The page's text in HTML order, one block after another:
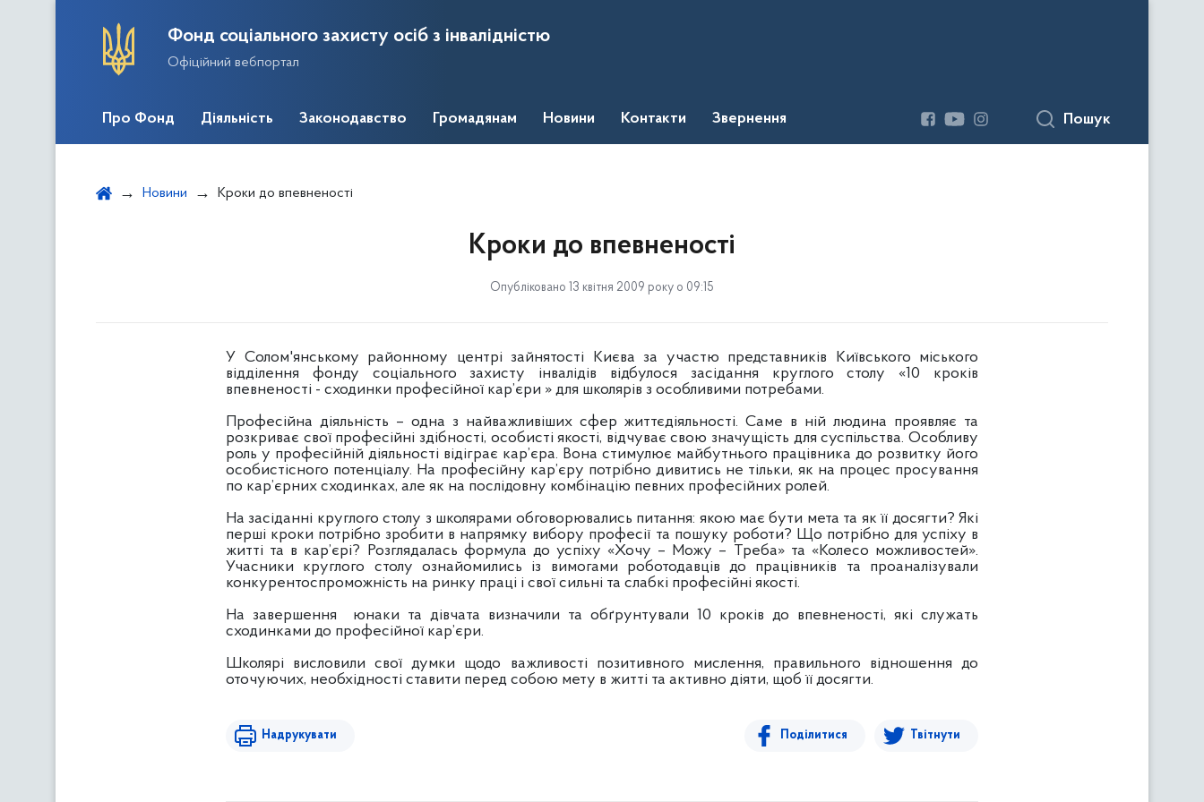
Фонд соціального захисту осіб з інвалідністю
Офіційний вебпортал
Про Фонд Діяльність Законодавство Громадянам Новини Контакти Звернення Пошук
Новини Кроки до впевненості
Кроки до впевненості
Опубліковано 13 квітня 2009 року о 09:15
У Солом'янському районному центрі зайнятості Києва за участю представників Київського міського
відділення фонду соціального захисту інвалідів відбулося засідання круглого столу «10 кроків
впевненості - сходинки професійної кар’єри » для школярів з особливими потребами.
Професійна діяльність – одна з найважливіших сфер життєдіяльності. Саме в ній людина проявляє та
розкриває свої професійні здібності, особисті якості, відчуває свою значущість для суспільства. Особливу
роль у професійній діяльності відіграє кар’єра. Вона стимулює майбутнього працівника до розвитку його
особистісного потенціалу. На професійну кар’єру потрібно дивитись не тільки, як на процес просування
по кар’єрних сходинках, але як на послідовну комбінацію певних професійних ролей.
На засіданні круглого столу з школярами обговорювались питання: якою має бути мета та як її досягти? Які
перші кроки потрібно зробити в напрямку вибору професії та пошуку роботи? Що потрібно для успіху в
житті та в кар’єрі? Розглядалась формула до успіху «Хочу – Можу – Треба» та «Колесо можливостей».
Учасники круглого столу ознайомились із вимогами роботодавців до працівників та проаналізували
конкурентоспроможність на ринку праці і свої сильні та слабкі професійні якості.
На завершення юнаки та дівчата визначили та обґрунтували 10 кроків до впевненості, які служать
сходинками до професійної кар’єри.
Школярі висловили свої думки щодо важливості позитивного мислення, правильного відношення до
оточуючих, необхідності ставити перед собою мету в житті та активно діяти, щоб її досягти.
Надрукувати Поділитися Твітнути